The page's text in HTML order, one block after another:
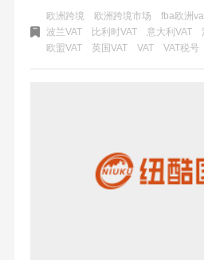
存库存的卖家，注册VAT税号都是
你在欧洲市场一次发货超过各国的
口商进口货物到欧盟，也需要注册
欧洲站市场运营的门槛，只有完成
欧洲跨境 欧洲跨境市场 fba欧洲
波兰VAT
比利时VAT 意大利VAT
欧盟VAT
英国VAT VAT VAT税号